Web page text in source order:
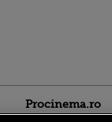
Procinema.ro